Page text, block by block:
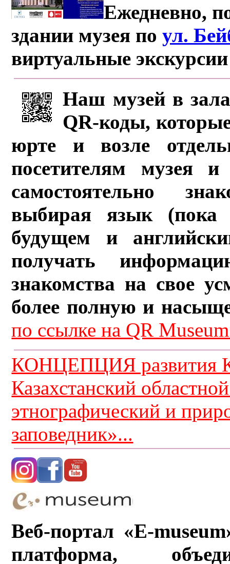
Ежедневно,
здании музея поул.
виртуальные
Наш музей в
QR-коды,
юрте и возле
посетителям музея и
самостоятельно
выбирая язык (пока
будущем и
получать
знакомства на свое
более полную и
по ссылке на QR
КОНЦЕПЦИЯ развития
Казахстанский
этнографический и
заповедник»...
Веб-портал «E-
платформа,